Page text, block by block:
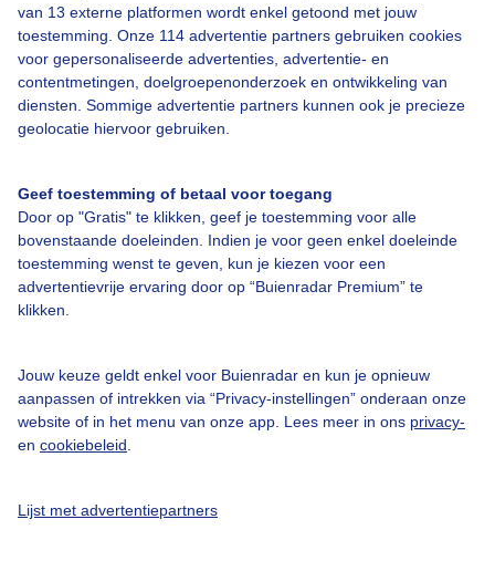
van 13 externe platformen wordt enkel getoond met jouw
toestemming. Onze 114 advertentie partners gebruiken cookies
voor gepersonaliseerde advertenties, advertentie- en
contentmetingen, doelgroepenonderzoek en ontwikkeling van
diensten. Sommige advertentie partners kunnen ook je precieze
geolocatie hiervoor gebruiken.
Geef toestemming of betaal voor toegang
Door op "Gratis" te klikken, geef je toestemming voor alle
bovenstaande doeleinden. Indien je voor geen enkel doeleinde
toestemming wenst te geven, kun je kiezen voor een
advertentievrije ervaring door op “Buienradar Premium” te
klikken.
Jouw keuze geldt enkel voor Buienradar en kun je opnieuw
aanpassen of intrekken via “Privacy-instellingen” onderaan onze
website of in het menu van onze app. Lees meer in ons privacy-
en cookiebeleid
Lijst met advertentiepartners
Over Buienradar
Veelgestelde vragen
Contact
Toegankelijkheid
Buienradar Team
Privacy beleid
Privacy instellingen